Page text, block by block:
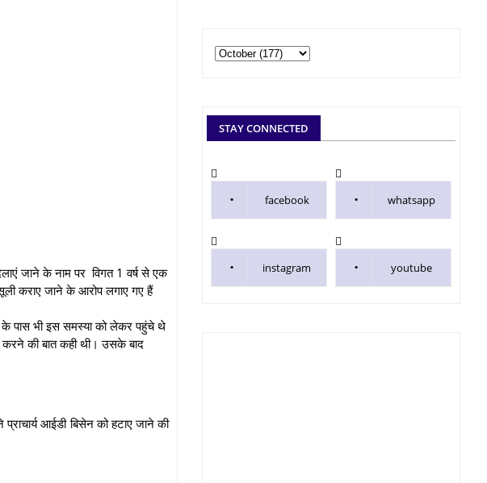
जाने के नाम पर विगत 1 वर्ष से एक
कराए जाने के आरोप लगाए गए हैं
के पास भी इस समस्या को लेकर पहुंचे थे
करने की बात कही थी। उसके बाद
आईडी बिसेन को हटाए जाने की
STAY CONNECTED
facebook whatsapp
instagram youtube